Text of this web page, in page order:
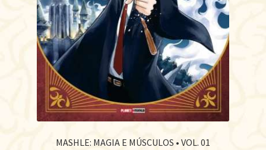
MASHLE: MAGIA E MÚSCULOS • VOL. 01